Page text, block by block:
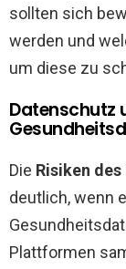
sollten sich
werden und
um diese zu
Datenschutz
Die Risiken
deutlich, wenn
Plattformen